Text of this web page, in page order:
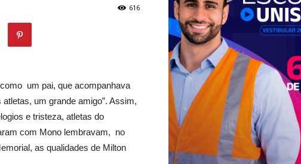
616
um pai, que acompanhava
um grande amigo”. Assim,
e tristeza, atletas do
com Mono lembravam, no
as qualidades de Milton